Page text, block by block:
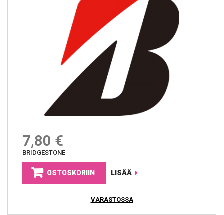
7,80 €
BRIDGESTONE
OSTOSKORIIN LISÄÄ
VARASTOSSA